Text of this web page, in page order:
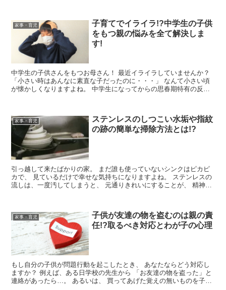
家事・育児
子育てでイライラ!?中学生の子供
をもつ親の悩みを全て解決しま
す!
中学生の子供さんをもつお母さん！ 最近イライラしていませんか？
「小さい時はあんなに素直な子だったのに・・・」 なんて小さい頃
が懐かしくなりますよね。 中学生になってからの思春期特有の反抗
家事・育児
ステンレスのしつこい水垢や指紋
の跡の簡単な掃除方法とは!?
引っ越して来たばかりの家。 まだ誰も使っていないシンクはピカピ
カで、 見ているだけで幸せな気持ちになりますよね。 ステンレスの
流しは、一度汚してしまうと、 元通りきれいにすることが、 精神的
家事・育児
子供が友達の物を盗むのは親の責
任!?取るべき対応とわが子の心理
もし自分の子供が問題行動を起こしたとき、 あなたならどう対応し
ますか？ 例えば、ある日学校の先生から 「お友達の物を盗った」と
連絡があったら…。 あるいは、 買ってあげた覚えの無いものを子供